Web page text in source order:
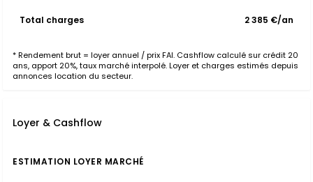
Total charges 2 385 €/an
* Rendement brut = loyer annuel / prix FAI. Cashflow calculé sur crédit 20
ans, apport 20%, taux marché interpolé. Loyer et charges estimés depuis
annonces location du secteur.
Loyer & Cashflow
ESTIMATION LOYER MARCHÉ